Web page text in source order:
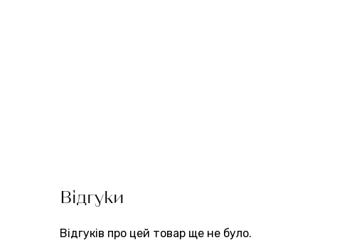
Відгуки
Відгуків про цей товар ще не було.